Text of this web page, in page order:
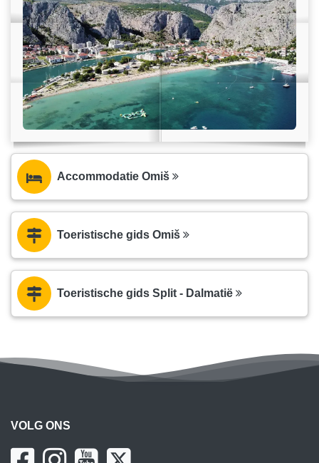
Accommodatie Omiš
Toeristische gids Omiš
Toeristische gids Split - Dalmatië
VOLG ONS